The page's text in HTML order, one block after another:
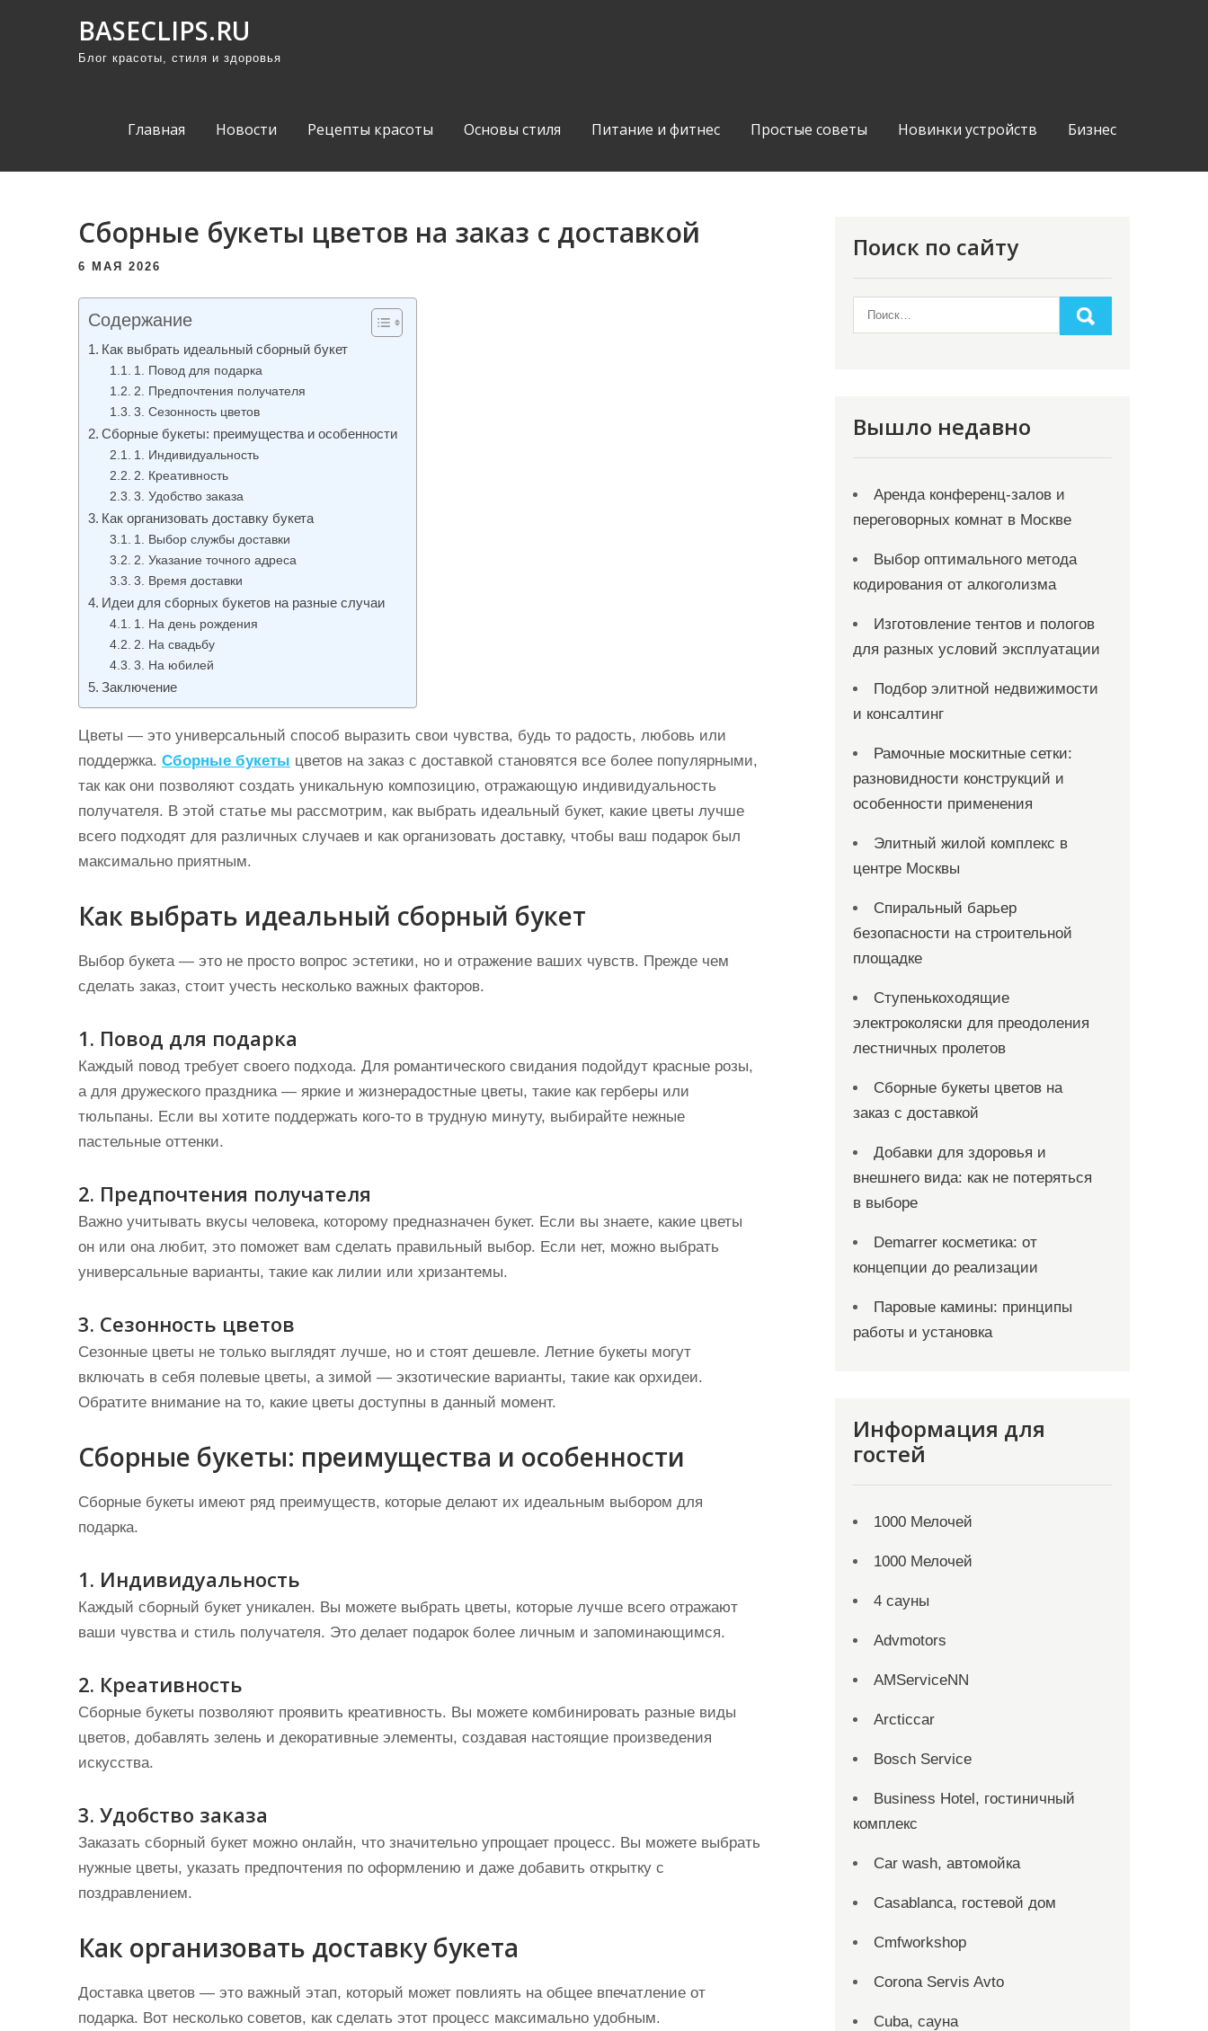
BASECLIPS.RU
Блог красоты, стиля и здоровья
Главная Новости Рецепты красоты Основы стиля Питание и фитнес Простые советы Новинки устройств Бизнес
Сборные букеты цветов на заказ с доставкой
6 МАЯ 2026
Содержание
Как выбрать идеальный сборный букет
1. Повод для подарка
2. Предпочтения получателя
3. Сезонность цветов
Сборные букеты: преимущества и особенности
1. Индивидуальность
2. Креативность
3. Удобство заказа
Как организовать доставку букета
1. Выбор службы доставки
2. Указание точного адреса
3. Время доставки
Идеи для сборных букетов на разные случаи
1. На день рождения
2. На свадьбу
3. На юбилей
Заключение
Цветы — это универсальный способ выразить свои чувства, будь то радость, любовь или
поддержка. Сборные букеты цветов на заказ с доставкой становятся все более популярными,
так как они позволяют создать уникальную композицию, отражающую индивидуальность
получателя. В этой статье мы рассмотрим, как выбрать идеальный букет, какие цветы лучше
всего подходят для различных случаев и как организовать доставку, чтобы ваш подарок был
максимально приятным.
Как выбрать идеальный сборный букет
Выбор букета — это не просто вопрос эстетики, но и отражение ваших чувств. Прежде чем
сделать заказ, стоит учесть несколько важных факторов.
1. Повод для подарка
Каждый повод требует своего подхода. Для романтического свидания подойдут красные розы,
а для дружеского праздника — яркие и жизнерадостные цветы, такие как герберы или
тюльпаны. Если вы хотите поддержать кого-то в трудную минуту, выбирайте нежные
пастельные оттенки.
2. Предпочтения получателя
Важно учитывать вкусы человека, которому предназначен букет. Если вы знаете, какие цветы
он или она любит, это поможет вам сделать правильный выбор. Если нет, можно выбрать
универсальные варианты, такие как лилии или хризантемы.
3. Сезонность цветов
Сезонные цветы не только выглядят лучше, но и стоят дешевле. Летние букеты могут
включать в себя полевые цветы, а зимой — экзотические варианты, такие как орхидеи.
Обратите внимание на то, какие цветы доступны в данный момент.
Сборные букеты: преимущества и особенности
Сборные букеты имеют ряд преимуществ, которые делают их идеальным выбором для
подарка.
1. Индивидуальность
Каждый сборный букет уникален. Вы можете выбрать цветы, которые лучше всего отражают
ваши чувства и стиль получателя. Это делает подарок более личным и запоминающимся.
2. Креативность
Сборные букеты позволяют проявить креативность. Вы можете комбинировать разные виды
цветов, добавлять зелень и декоративные элементы, создавая настоящие произведения
искусства.
3. Удобство заказа
Заказать сборный букет можно онлайн, что значительно упрощает процесс. Вы можете выбрать
нужные цветы, указать предпочтения по оформлению и даже добавить открытку с
поздравлением.
Как организовать доставку букета
Доставка цветов — это важный этап, который может повлиять на общее впечатление от
подарка. Вот несколько советов, как сделать этот процесс максимально удобным.
Поиск по сайту
Вышло недавно
Аренда конференц-залов и
переговорных комнат в Москве
Выбор оптимального метода
кодирования от алкоголизма
Изготовление тентов и пологов
для разных условий эксплуатации
Подбор элитной недвижимости
и консалтинг
Рамочные москитные сетки:
разновидности конструкций и
особенности применения
Элитный жилой комплекс в
центре Москвы
Спиральный барьер
безопасности на строительной
площадке
Ступенькоходящие
электроколяски для преодоления
лестничных пролетов
Сборные букеты цветов на
заказ с доставкой
Добавки для здоровья и
внешнего вида: как не потеряться
в выборе
Demarrer косметика: от
концепции до реализации
Паровые камины: принципы
работы и установка
Информация для
гостей
1000 Мелочей
1000 Мелочей
4 сауны
Advmotors
AMServiceNN
Arcticcar
Bosch Service
Business Hotel, гостиничный
комплекс
Car wash, автомойка
Casablanca, гостевой дом
Cmfworkshop
Corona Servis Avto
Cuba, сауна